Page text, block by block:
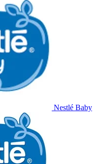
Nestlé Baby